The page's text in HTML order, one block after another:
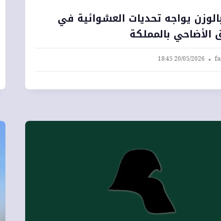
يواجه تحديات العشوائية في
الأضاحي بالمملكة
20/05/2026 18:45